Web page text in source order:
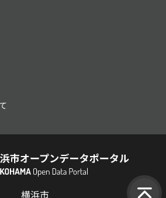
横浜市